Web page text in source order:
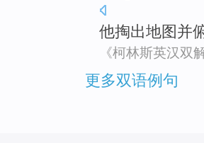
他掏出地图并
《柯林斯英汉双
更多双语例句